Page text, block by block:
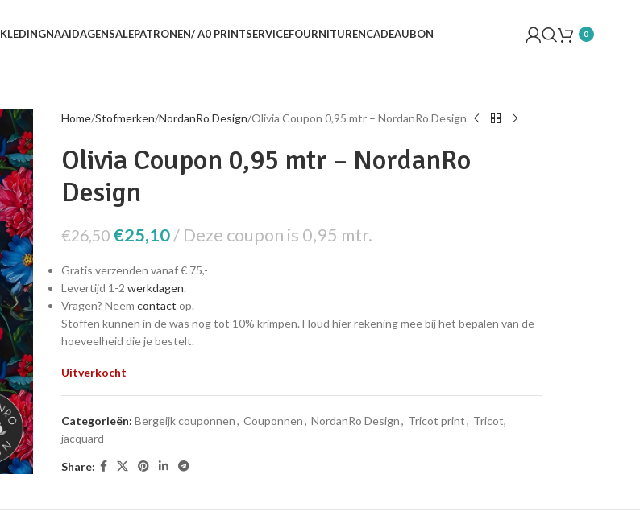
KLEDINGNAAIDAGENSALEPATRONEN/ A0 PRINTSERVICEFOURNITURENCADEAUBON 0
Home Stofmerken NordanRo Design Olivia Coupon 0,95 mtr – NordanRo Design
Olivia Coupon 0,95 mtr – NordanRo
Design
€26,50 €25,10 Deze coupon is 0,95 mtr.
Gratis verzenden vanaf € 75,-
Levertijd 1-2 werkdagen.
Vragen? Neem contact op.
Stoffen kunnen in de was nog tot 10% krimpen. Houd hier rekening mee bij het bepalen van de
hoeveelheid die je bestelt.
Uitverkocht
Categorieën: Bergeijk couponnen, Couponnen, NordanRo Design, Tricot print, Tricot,
jacquard
Share: